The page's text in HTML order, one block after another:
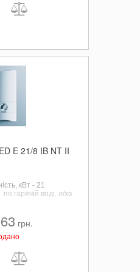
E 21/8 IB NT II
кВт - 21
гарячій воді, л/хв
грн.